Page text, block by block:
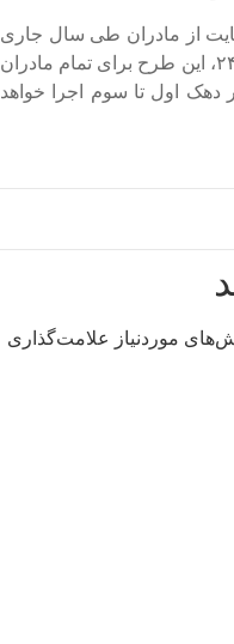
از مادران طی سال جاری
نیز بیان کرد: قطعا با تامین اعتبار ماده ۲۴، این طرح برای تمام مادران
اول تا سوم اجرا خواهد
موردنیاز علامت‌گذاری